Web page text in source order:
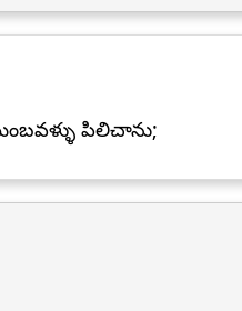
పిలిచాను;